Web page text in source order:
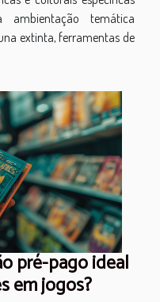
ambientação temática
extinta, ferramentas de
pré-pago ideal
em jogos?